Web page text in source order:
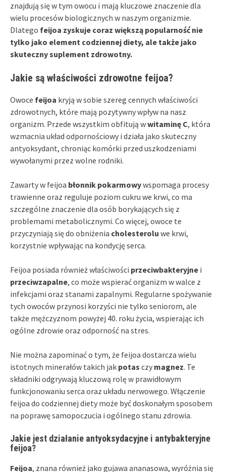
znajdują się w tym owocu i mają kluczowe znaczenie dla
wielu procesów biologicznych w naszym organizmie.
Dlatego feijoa zyskuje coraz większą popularność nie
tylko jako element codziennej diety, ale także jako
skuteczny suplement zdrowotny.
Jakie są właściwości zdrowotne feijoa?
Owoce feijoa kryją w sobie szereg cennych właściwości
zdrowotnych, które mają pozytywny wpływ na nasz
organizm. Przede wszystkim obfitują wwitaminę C, która
wzmacnia układ odpornościowy i działa jako skuteczny
antyoksydant, chroniąc komórki przed uszkodzeniami
wywołanymi przez wolne rodniki.
Zawarty w feijoa błonnik pokarmowywspomaga procesy
trawienne oraz reguluje poziom cukru we krwi, co ma
szczególne znaczenie dla osób borykających się z
problemami metabolicznymi. Co więcej, owoce te
przyczyniają się do obniżenia cholesterolu we krwi,
korzystnie wpływając na kondycję serca.
Feijoa posiada również właściwości przeciwbakteryjne i
przeciwzapalne, co może wspierać organizm w walce z
infekcjami oraz stanami zapalnymi. Regularne spożywanie
tych owoców przynosi korzyści nie tylko seniorom, ale
także mężczyznom powyżej 40. roku życia, wspierając ich
ogólne zdrowie oraz odporność na stres.
Nie można zapominać o tym, że feijoa dostarcza wielu
istotnych minerałów takich jak potas czy magnez. Te
składniki odgrywają kluczową rolę w prawidłowym
funkcjonowaniu serca oraz układu nerwowego. Włączenie
feijoa do codziennej diety może być doskonałym sposobem
na poprawę samopoczucia i ogólnego stanu zdrowia.
Jakie jest działanie antyoksydacyjne i antybakteryjne
feijoa?
Feijoa, znana również jako gujawa ananasowa, wyróżnia się